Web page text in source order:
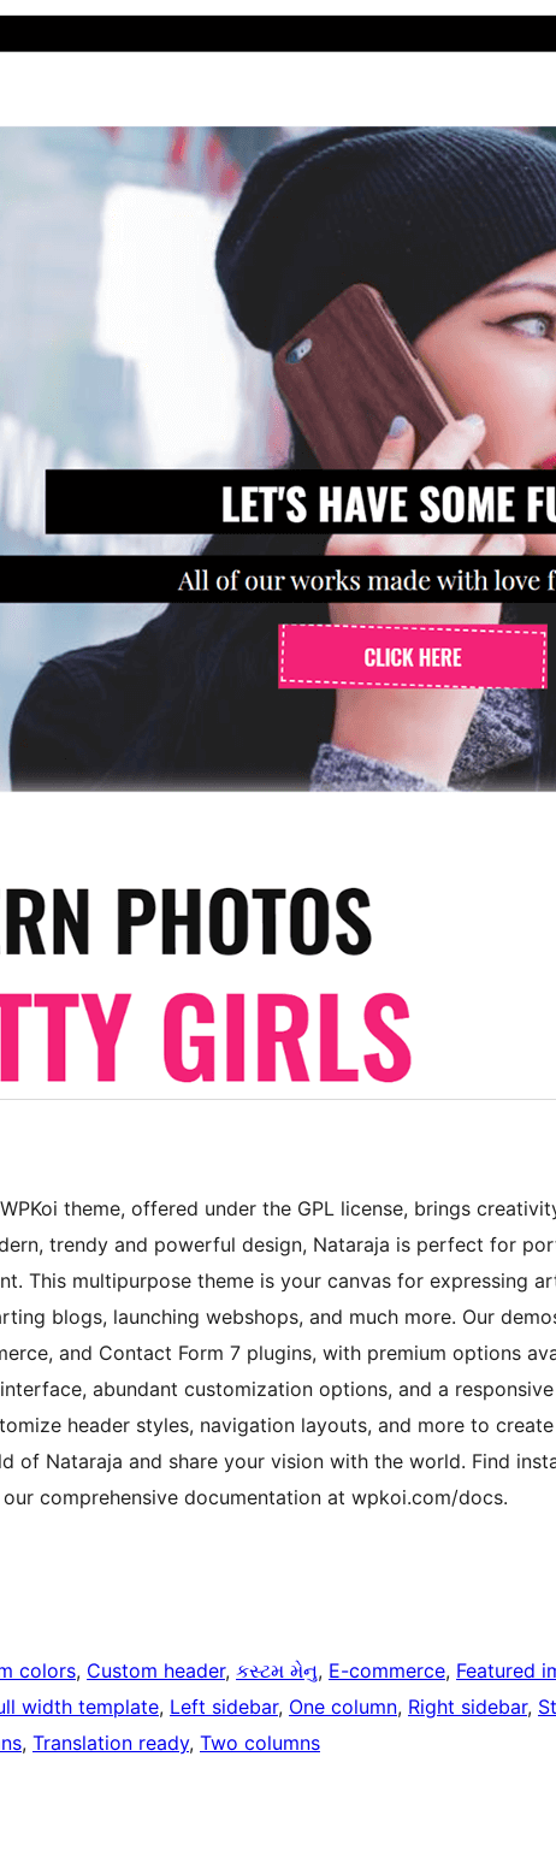
theme, offered under the GPL license, brings
trendy and powerful design, Nataraja is perfect for
This multipurpose theme is your canvas for expressing
blogs, launching webshops, and much more. Our
and Contact Form 7 plugins, with premium options
abundant customization options, and a
header styles, navigation layouts, and more to
of Nataraja and share your vision with the world. Find
comprehensive documentation at wpkoi.com/docs.
colors, Custom header, કસ્ટમ મેનુ, E-commerce, Featured
width template, Left sidebar, One column, Right sidebar,
, Translation ready, Two columns